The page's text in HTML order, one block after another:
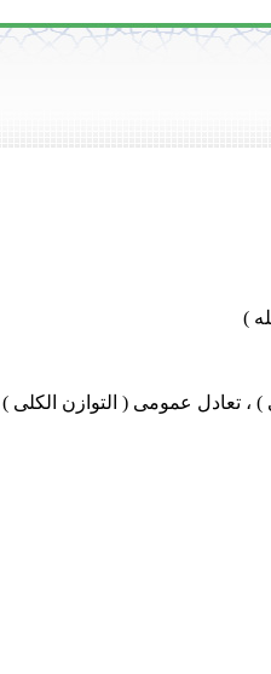
)
عمومی ( التوازن الکلی )